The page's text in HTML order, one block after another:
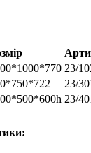
23/
23/
23/